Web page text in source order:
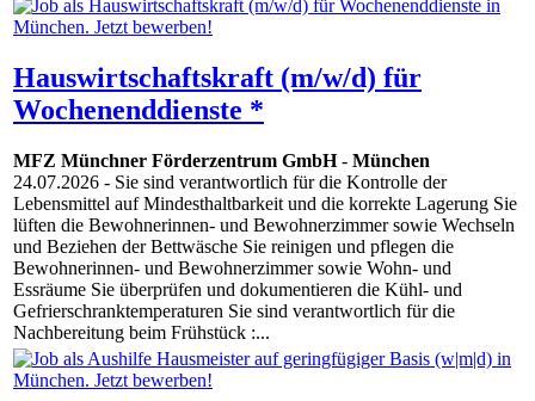
Hauswirtschaftskraft (m/w/d) für
Wochenenddienste *
MFZ Münchner Förderzentrum GmbH- München
24.07.2026 - Sie sind verantwortlich für die Kontrolle der
Lebensmittel auf Mindesthaltbarkeit und die korrekte Lagerung Sie
lüften die Bewohnerinnen- und Bewohnerzimmer sowie Wechseln
und Beziehen der Bettwäsche Sie reinigen und pflegen die
Bewohnerinnen- und Bewohnerzimmer sowie Wohn- und
Essräume Sie überprüfen und dokumentieren die Kühl- und
Gefrierschranktemperaturen Sie sind verantwortlich für die
Nachbereitung beim Frühstück :...